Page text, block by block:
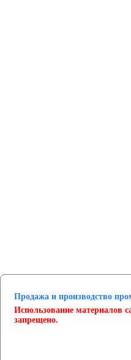
Продажа и производство
Использование материалов
запрещено.